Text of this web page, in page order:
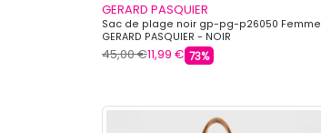
GERARD PASQUIER
Sac de plage noir gp-pg-p26050 Femme
GERARD PASQUIER - NOIR
45,00 €11,99 € 73%